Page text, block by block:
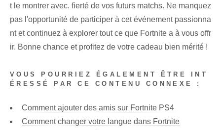
t le montrer avec. fierté de vos futurs matchs. Ne manquez
pas l'opportunité de participer à cet événement passionna
nt et continuez à explorer tout ce que Fortnite a à vous offr
ir. Bonne chance et profitez de votre cadeau bien mérité !
VOUS POURRIEZ ÉGALEMENT ÊTRE INT
ÉRESSÉ PAR CE CONTENU CONNEXE :
Comment ajouter des amis sur Fortnite PS4
Comment changer votre langue dans Fortnite